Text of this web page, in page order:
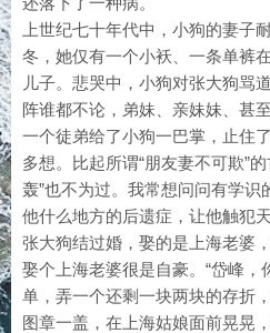
上世纪七十年代中，小狗的妻子
冬，她仅有一个小袄、一条单裤
儿子。悲哭中，小狗对张大狗骂
阵谁都不论，弟妹、亲妹妹、甚
一个徒弟给了小狗一巴掌，止住
多想。比起所谓“朋友妻不可欺”
轰”也不为过。我常想问问有学识
他什么地方的后遗症，让他触犯
张大狗结过婚，娶的是上海老婆
娶个上海老婆很是自豪。“岱峰，
单，弄一个还剩一块两块的存折
图章一盖，在上海姑娘面前晃晃